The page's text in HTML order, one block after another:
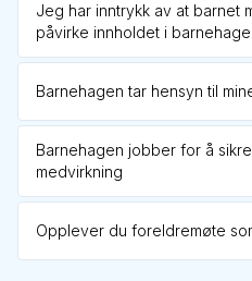
Jeg har inntrykk av at barnet
påvirke innholdet i
Barnehagen tar hensyn til
Barnehagen jobber for å
medvirkning
Opplever du foreldremøte